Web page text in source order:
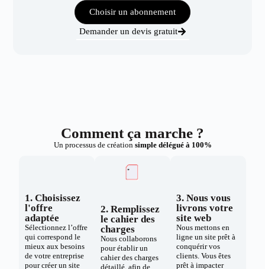
Choisir un abonnement
Demander un devis gratuit
Comment ça marche ?
Un processus de création simple délégué à 100%
1. Choisissez
l'offre
adaptée
Sélectionnez l’offre
qui correspond le
mieux aux besoins
de votre entreprise
pour créer un site
2. Remplissez
le cahier des
charges
Nous collaborons
pour établir un
cahier des charges
détaillé, afin de
3. Nous vous
livrons votre
site web
Nous mettons en
ligne un site prêt à
conquérir vos
clients. Vous êtes
prêt à impacter